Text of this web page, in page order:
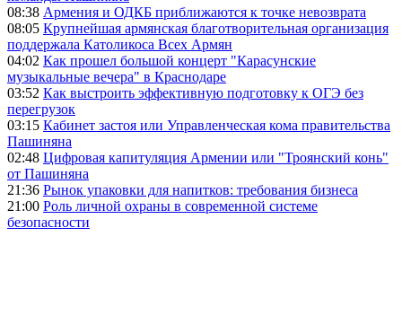
08:38 Армения и ОДКБ приближаются к точке невозврата
08:05 Крупнейшая армянская благотворительная организация
поддержала Католикоса Всех Армян
04:02 Как прошел большой концерт "Карасунские
музыкальные вечера" в Краснодаре
03:52 Как выстроить эффективную подготовку к ОГЭ без
перегрузок
03:15 Кабинет застоя или Управленческая кома правительства
Пашиняна
02:48 Цифровая капитуляция Армении или "Троянский конь"
от Пашиняна
21:36 Рынок упаковки для напитков: требования бизнеса
21:00 Роль личной охраны в современной системе
безопасности